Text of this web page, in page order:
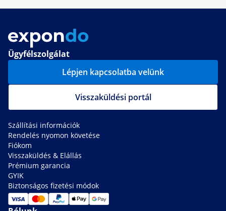
Ügyfélszolgálat
Lépjen kapcsolatba velünk
Visszaküldési portál
Szállítási információk
Rendelés nyomon követése
Fiókom
Visszaküldés & Elállás
Prémium garancia
GYIK
Biztonságos fizetési módok